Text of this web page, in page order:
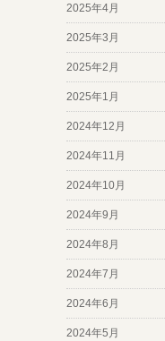
2025年4月
2025年3月
2025年2月
2025年1月
2024年12月
2024年11月
2024年10月
2024年9月
2024年8月
2024年7月
2024年6月
2024年5月